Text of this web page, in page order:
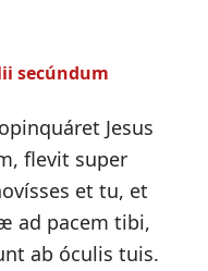
secúndum
Jesus
flevit super
et tu, et
ad pacem tibi,
ab óculis tuis.